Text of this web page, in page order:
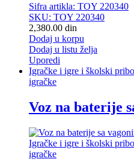
Sifra artikla: TOY 220340
SKU: TOY 220340
2,380.00 din
Dodaj u korpu
Dodaj u listu želja
Uporedi
Igračke i igre i školski
igračke
Voz na baterije
Igračke i igre i školski
igračke